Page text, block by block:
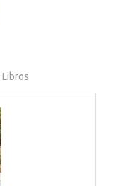
Libros